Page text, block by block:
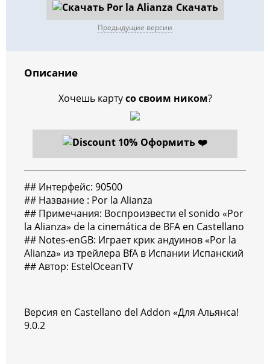
Скачать
Предыдущие версии
Описание
Хочешь картусо своим ником?
Оформить ❤️
## Интерфейс: 90500
## Название : Por la Alianza
## Примечания: Воспроизвести el sonido «Por
la Alianza» de la cinemática de BFA en Castellano
## Notes-enGB: Играет крик андуинов «Por la
Alianza» из трейлера BfA в Испании Испанский
## Автор: EstelOceanTV
Версия en Castellano del Addon «Для Альянса!
9.0.2